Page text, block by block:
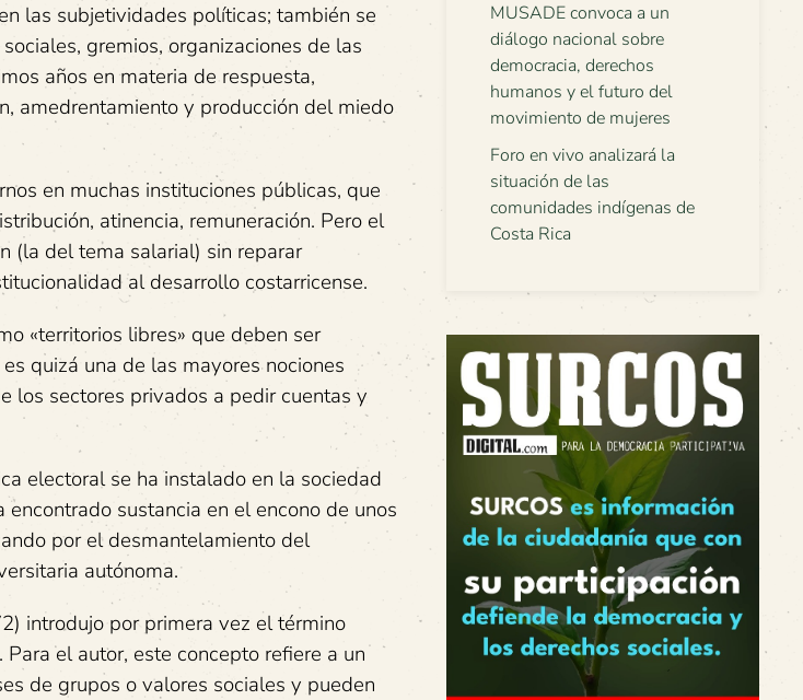
las subjetividades políticas; también se
gremios, organizaciones de las
años en materia de respuesta,
amedrentamiento y producción del miedo
en muchas instituciones públicas, que
atinencia, remuneración. Pero el
(la del tema salarial) sin reparar
al desarrollo costarricense.
«territorios libres» que deben ser
quizá una de las mayores nociones
los sectores privados a pedir cuentas y
electoral se ha instalado en la sociedad
sustancia en el encono de unos
por el desmantelamiento del
autónoma.
introdujo por primera vez el término
el autor, este concepto refiere a un
de grupos o valores sociales y pueden
MUSADE convoca a un
diálogo nacional sobre
democracia, derechos
humanos y el futuro del
movimiento de mujeres
Foro en vivo analizará la
situación de las
comunidades indígenas de
Costa Rica